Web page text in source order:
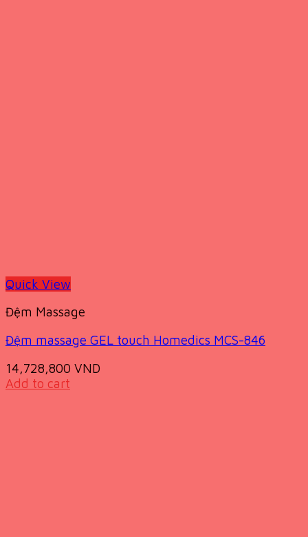
Quick View
Đệm Massage
Đệm massage GEL touch Homedics MCS-846
14,728,800 VND
Add to cart